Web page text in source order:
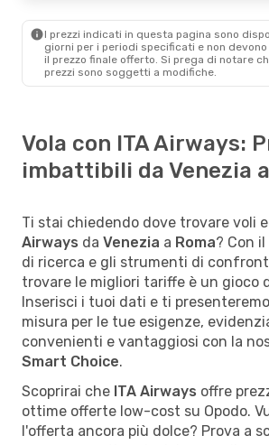
I prezzi indicati in questa pagina sono
giorni per i periodi specificati e non
il ​​prezzo finale offerto. Si prega di notare
prezzi sono soggetti a modifiche.
Vola con ITA Airways:
imbattibili da Venezia
Ti stai chiedendo dove trovare voli
Airways da Venezia a Roma? Con
di ricerca e gli strumenti di
trovare le migliori tariffe è un gioco
Inserisci i tuoi dati e ti
misura per le tue esigenze,
convenienti e vantaggiosi con la
Smart Choice.
Scoprirai che ITA Airways offre
ottime offerte low-cost su Opodo.
l'offerta ancora più dolce? Prova a